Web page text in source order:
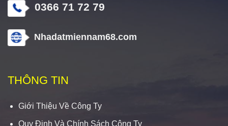
0366 71 72 79
Nhadatmiennam68.com
THÔNG TIN
Giới Thiệu Về Công Ty
Quy Định Và Chính Sách Công Ty